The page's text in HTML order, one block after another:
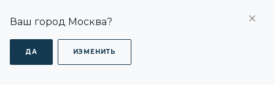
Ваш город Москва?
ДА ИЗМЕНИТЬ